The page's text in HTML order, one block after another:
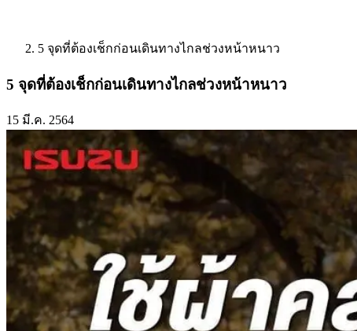
5 จุดที่ต้องเช็กก่อนเดินทางไกลช่วงหน้าหนาว
5 จุดที่ต้องเช็กก่อนเดินทางไกลช่วงหน้าหนาว
15 มี.ค. 2564